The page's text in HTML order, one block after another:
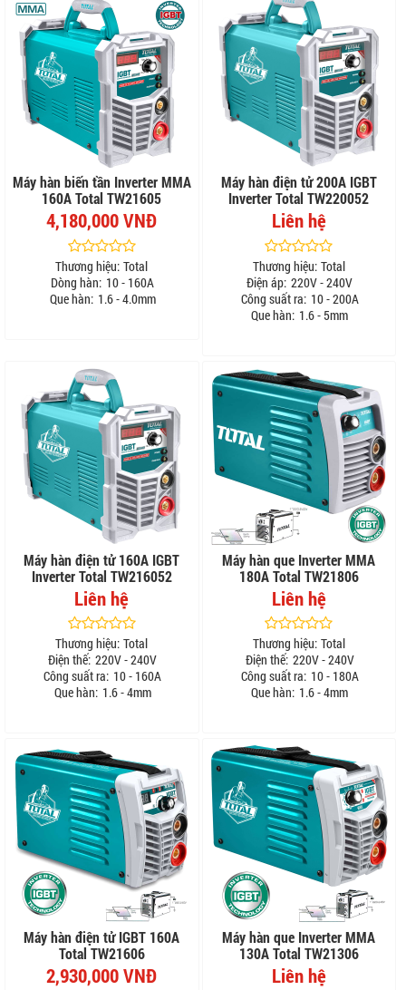
Máy hàn biến tần Inverter MMA
160A Total TW21605
4,180,000 VNĐ
Thương hiệu: Total
Dòng hàn: 10 - 160A
Que hàn: 1.6 - 4.0mm
Máy hàn điện tử 200A IGBT
Inverter Total TW220052
Liên hệ
Thương hiệu: Total
Điện áp: 220V - 240V
Công suất ra: 10 - 200A
Que hàn: 1.6 - 5mm
Máy hàn điện tử 160A IGBT
Inverter Total TW216052
Liên hệ
Thương hiệu: Total
Điện thế: 220V - 240V
Công suất ra: 10 - 160A
Que hàn: 1.6 - 4mm
Máy hàn que Inverter MMA
180A Total TW21806
Liên hệ
Thương hiệu: Total
Điện thế: 220V - 240V
Công suất ra: 10 - 180A
Que hàn: 1.6 - 4mm
Máy hàn điện tử IGBT 160A
Total TW21606
2,930,000 VNĐ
Máy hàn que Inverter MMA
130A Total TW21306
Liên hệ